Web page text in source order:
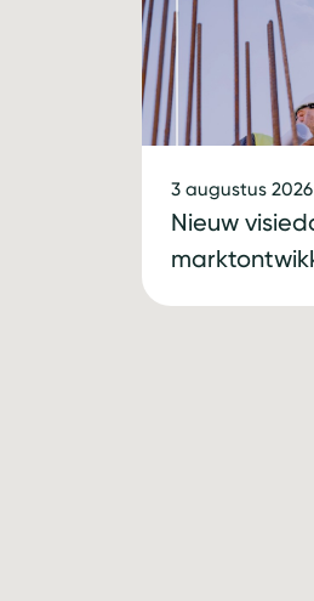
3 augustus 2026
Nieuw